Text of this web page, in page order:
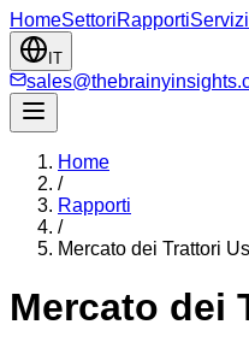
HomeSettoriRapportiServizi
IT
Home
/
Rapporti
/
Mercato dei Trattori
Mercato dei